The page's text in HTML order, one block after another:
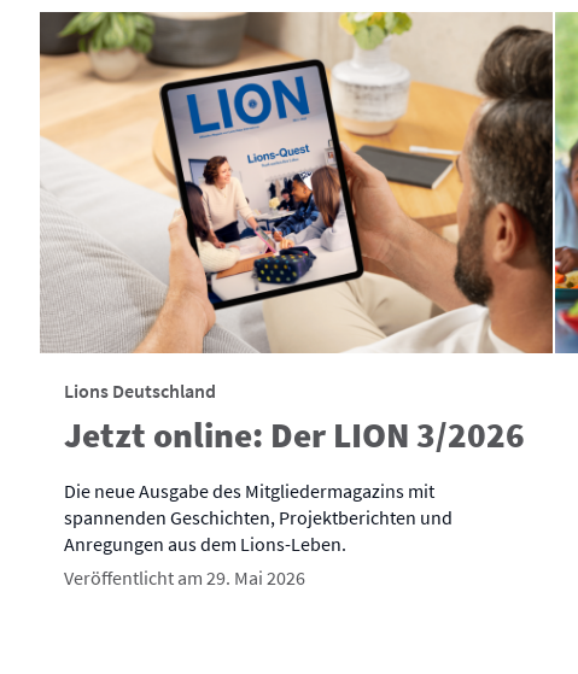
Lions Deutschland
Jetzt online: Der LION 3/2026
Die neue Ausgabe des Mitgliedermagazins mit
spannenden Geschichten, Projektberichten und
Anregungen aus dem Lions-Leben.
Veröffentlicht am 29. Mai 2026